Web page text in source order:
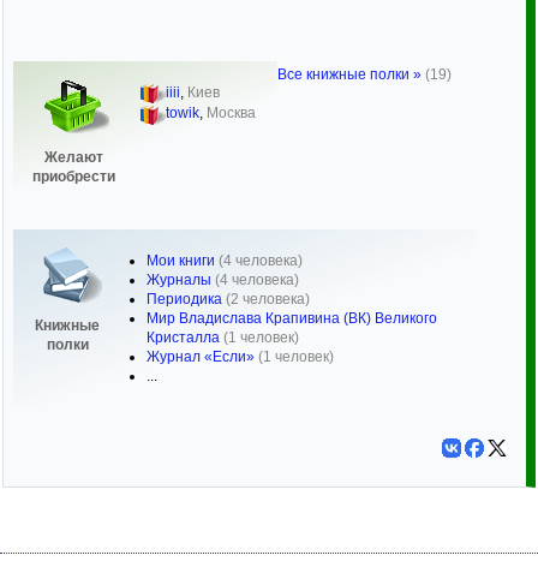
Желают
приобрести
iiii, Киев
towik, Москва
Книжные
полки
Мои книги (4 человека)
Журналы (4 человека)
Периодика (2 человека)
Мир Владислава Крапивина (ВК) Великого
Кристалла (1 человек)
Журнал «Если» (1 человек)
...
Все книжные полки » (19)